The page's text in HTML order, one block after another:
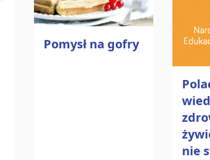
Pomysł na gofry
nie